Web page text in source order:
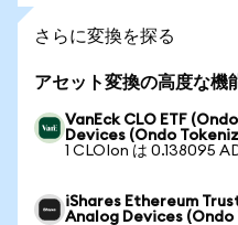
さらに変換を探る
アセット変換の高度な機
VanEck CLO ETF
Devices (Ondo
1 CLOIon は 0.138095
iShares Ethereum
Analog Devices (Ondo